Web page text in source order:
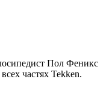
Пол Феникс
частях Tekken.